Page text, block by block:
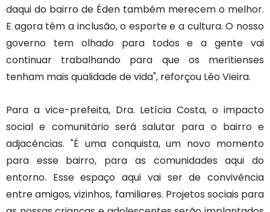
daqui do bairro de Éden também merecem o melhor.
E agora têm a inclusão, o esporte e a cultura. O nosso
governo tem olhado para todos e a gente vai
continuar trabalhando para que os meritienses
tenham mais qualidade de vida", reforçou Léo Vieira.
Para a vice-prefeita, Dra. Letícia Costa, o impacto
social e comunitário será salutar para o bairro e
adjacências. "É uma conquista, um novo momento
para esse bairro, para as comunidades aqui do
entorno. Esse espaço aqui vai ser de convivência
entre amigos, vizinhos, familiares. Projetos sociais para